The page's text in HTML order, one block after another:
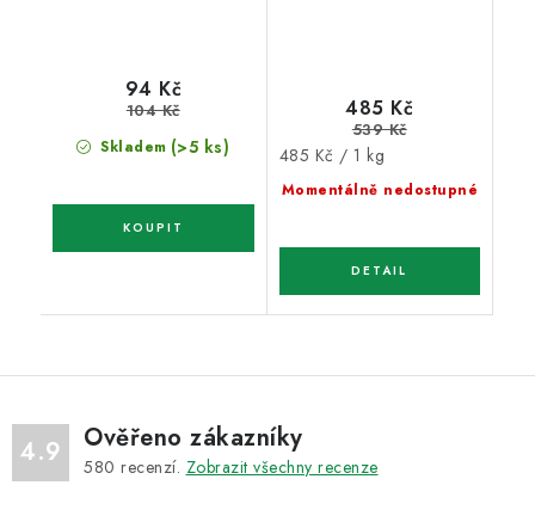
Skladem (>5 ks)
94 Kč
104 Kč
Momentálně nedostupné
485 Kč
539 Kč
Měrná
cena:
485 Kč / 1 kg
4.9 Ověřeno zákazníky
580 recenzí. Zobrazit všechny recenze